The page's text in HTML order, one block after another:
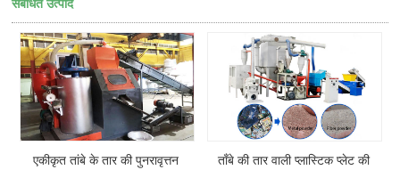
संबंधित उत्पाद
एकीकृत तांबे के तार की पुनरावृत्तन
ताँबे की तार वाली प्लास्टिक प्लेट की